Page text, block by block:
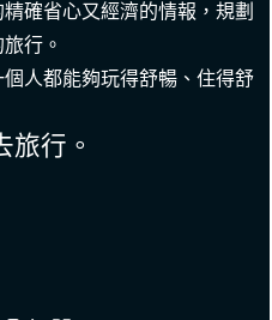
確省心又經濟的情報，規劃
行。
人都能夠玩得舒暢、住得舒
旅行。